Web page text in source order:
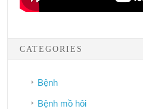
CATEGORIES
Bệnh
Bệnh mồ hôi